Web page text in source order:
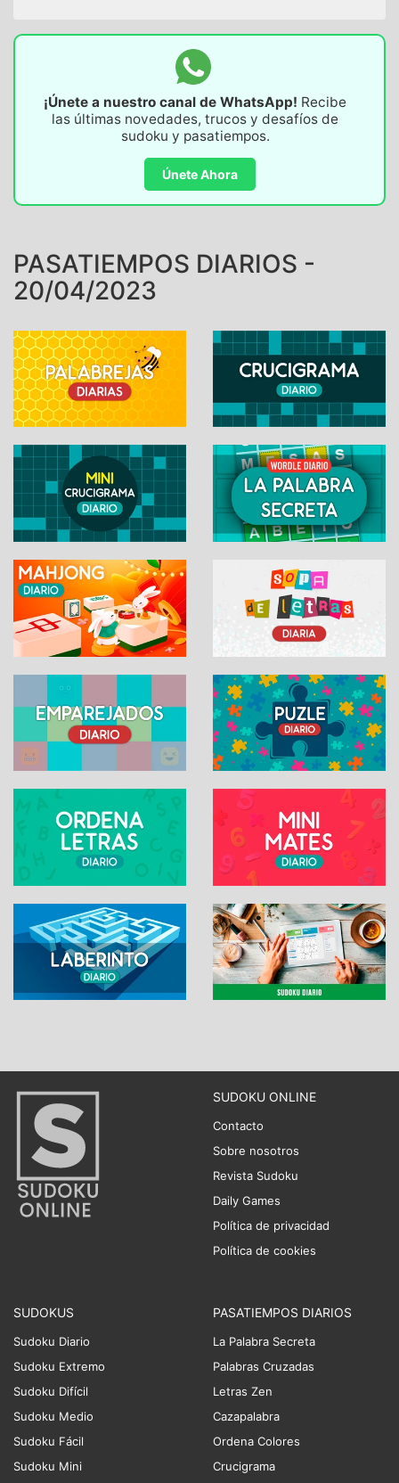
¡Únete a nuestro canal de WhatsApp! Recibe
las últimas novedades, trucos y desafíos de
sudoku y pasatiempos.
Únete Ahora
PASATIEMPOS DIARIOS -
20/04/2023
SUDOKU ONLINE
Contacto
Sobre nosotros
Revista Sudoku
Daily Games
Política de privacidad
Política de cookies
SUDOKUS
Sudoku Diario
Sudoku Extremo
Sudoku Difícil
Sudoku Medio
Sudoku Fácil
Sudoku Mini
PASATIEMPOS DIARIOS
La Palabra Secreta
Palabras Cruzadas
Letras Zen
Cazapalabra
Ordena Colores
Crucigrama